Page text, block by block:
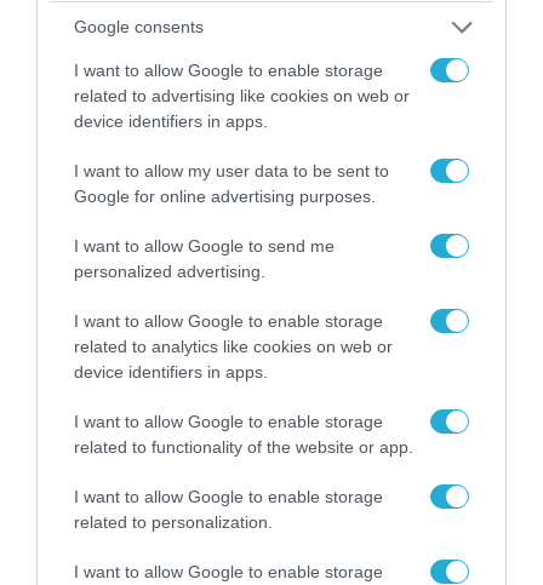
Google consents
I want to allow Google to enable storage
related to advertising like cookies on web or
device identifiers in apps.
I want to allow my user data to be sent to
Google for online advertising purposes.
I want to allow Google to send me
personalized advertising.
I want to allow Google to enable storage
related to analytics like cookies on web or
device identifiers in apps.
I want to allow Google to enable storage
related to functionality of the website or app.
I want to allow Google to enable storage
related to personalization.
I want to allow Google to enable storage
04.08.2026 | 13:02
Η ανακοίνωση του Πανελλήνιου Σωματείου
Πυροσβεστών για την δημοσιογράφο του OPEN
που γέλασε στη φωτιά